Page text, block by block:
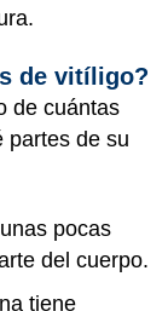
de vitíligo?
de cuántas
partes de su
pocas
del cuerpo.
tiene